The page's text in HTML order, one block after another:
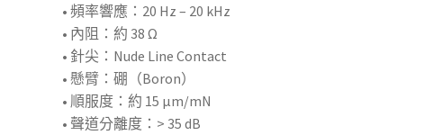
• 頻率響應：20 Hz – 20 kHz
• 內阻：約 38 Ω
• 針尖：Nude Line Contact
• 懸臂：硼（Boron）
• 順服度：約 15 µm/mN
• 聲道分離度：> 35 dB